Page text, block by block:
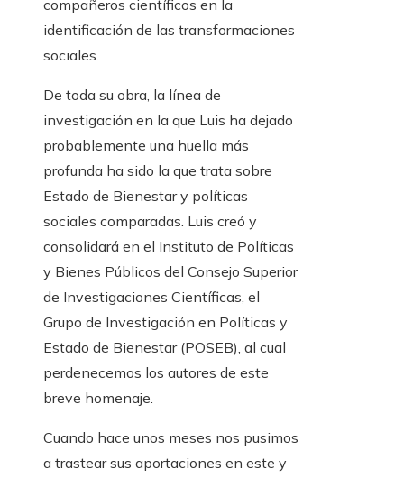
compañeros científicos en la
identificación de las transformaciones
sociales.
De toda su obra, la línea de
investigación en la que Luis ha dejado
probablemente una huella más
profunda ha sido la que trata sobre
Estado de Bienestar y políticas
sociales comparadas. Luis creó y
consolidará en el Instituto de Políticas
y Bienes Públicos del Consejo Superior
de Investigaciones Científicas, el
Grupo de Investigación en Políticas y
Estado de Bienestar (POSEB), al cual
perdenecemos los autores de este
breve homenaje.
Cuando hace unos meses nos pusimos
a trastear sus aportaciones en este y